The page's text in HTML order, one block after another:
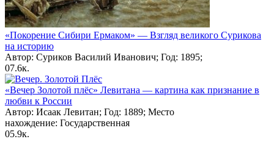
«Покорение Сибири Ермаком» — Взгляд великого Сурикова
на историю
Автор: Суриков Василий Иванович; Год: 1895;
07.6к.
«Вечер Золотой плёс» Левитана — картина как признание в
любви к России
Автор: Исаак Левитан; Год: 1889; Место
нахождение: Государственная
05.9к.